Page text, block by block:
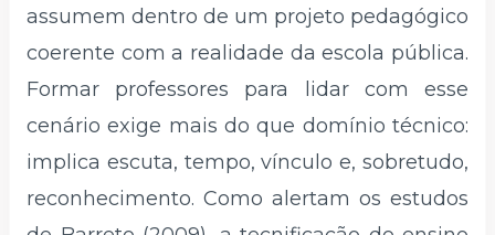
assumem dentro de um projeto pedagógico
coerente com a realidade da escola pública.
Formar professores para lidar com esse
cenário exige mais do que domínio técnico:
implica escuta, tempo, vínculo e, sobretudo,
reconhecimento. Como alertam os estudos